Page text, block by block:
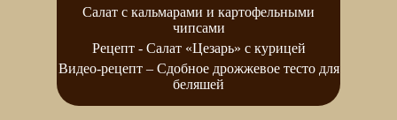
Салат с кальмарами и картофельными
чипсами
Рецепт - Салат «Цезарь» с курицей
Видео-рецепт – Сдобное дрожжевое тесто для
беляшей